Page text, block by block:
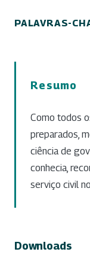
PALAVRAS-
Resumo
Como todos
preparados,
ciência de
conhecia,
serviço civil
Downloads